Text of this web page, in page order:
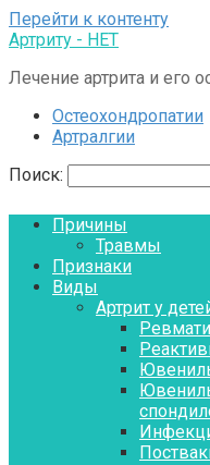
Перейти к контенту
Артриту - НЕТ
Лечение артрита и его
Остеохондропатии
Артралгии
Поиск:
Причины
Травмы
Признаки
Виды
Артрит у